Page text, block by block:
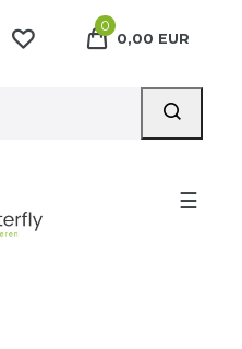
0
0,00 EUR
☰